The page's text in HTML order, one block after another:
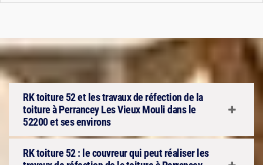
RK toiture 52 et les travaux de réfection de la
toiture à Perrancey Les Vieux Mouli dans le
52200 et ses environs
RK toiture 52 : le couvreur qui peut réaliser les